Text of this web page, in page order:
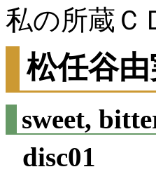
私の所蔵Ｃ
松任谷
sweet,
disc01